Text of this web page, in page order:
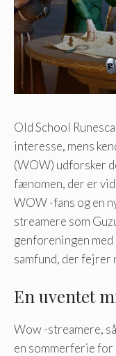
Old School
interesse, mens
(WOW) udforsker
fænomen, der er
WOW -fans og en
streamere som
genforeningen
samfund, der fejrer
En uventet
Wow -streamere,
en sommerferie for